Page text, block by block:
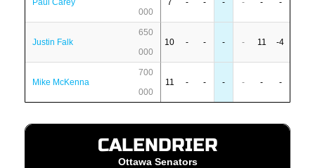
Paul Carey
000
7 - - - - - -
Justin Falk
650
000
10 - - - - 11 -4
Mike McKenna
700
000
11 - - - - - -
CALENDRIER
Ottawa Senators